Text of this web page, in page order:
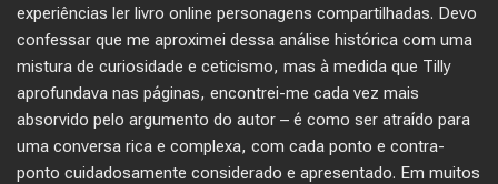
experiências ler livro online personagens compartilhadas. Devo
confessar que me aproximei dessa análise histórica com uma
mistura de curiosidade e ceticismo, mas à medida que Tilly
aprofundava nas páginas, encontrei-me cada vez mais
absorvido pelo argumento do autor – é como ser atraído para
uma conversa rica e complexa, com cada ponto e contra-
ponto cuidadosamente considerado e apresentado. Em muitos